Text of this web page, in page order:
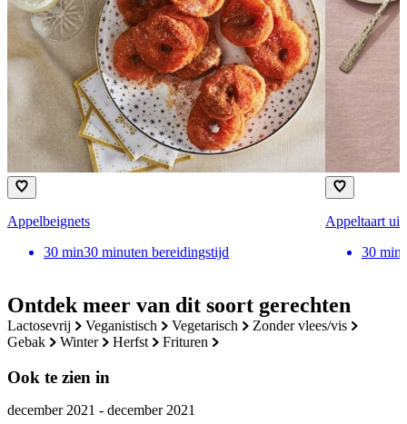
Ontdek meer van dit soort gerechten
lactosevrij veganistisch vegetarisch
zonder vlees/vis
gebak
winter herfst frituren
Ook te zien in
december 2021 - december 2021
Appelbeignets
30 min30 minuten bereidingstijd
Appeltaart
30 min